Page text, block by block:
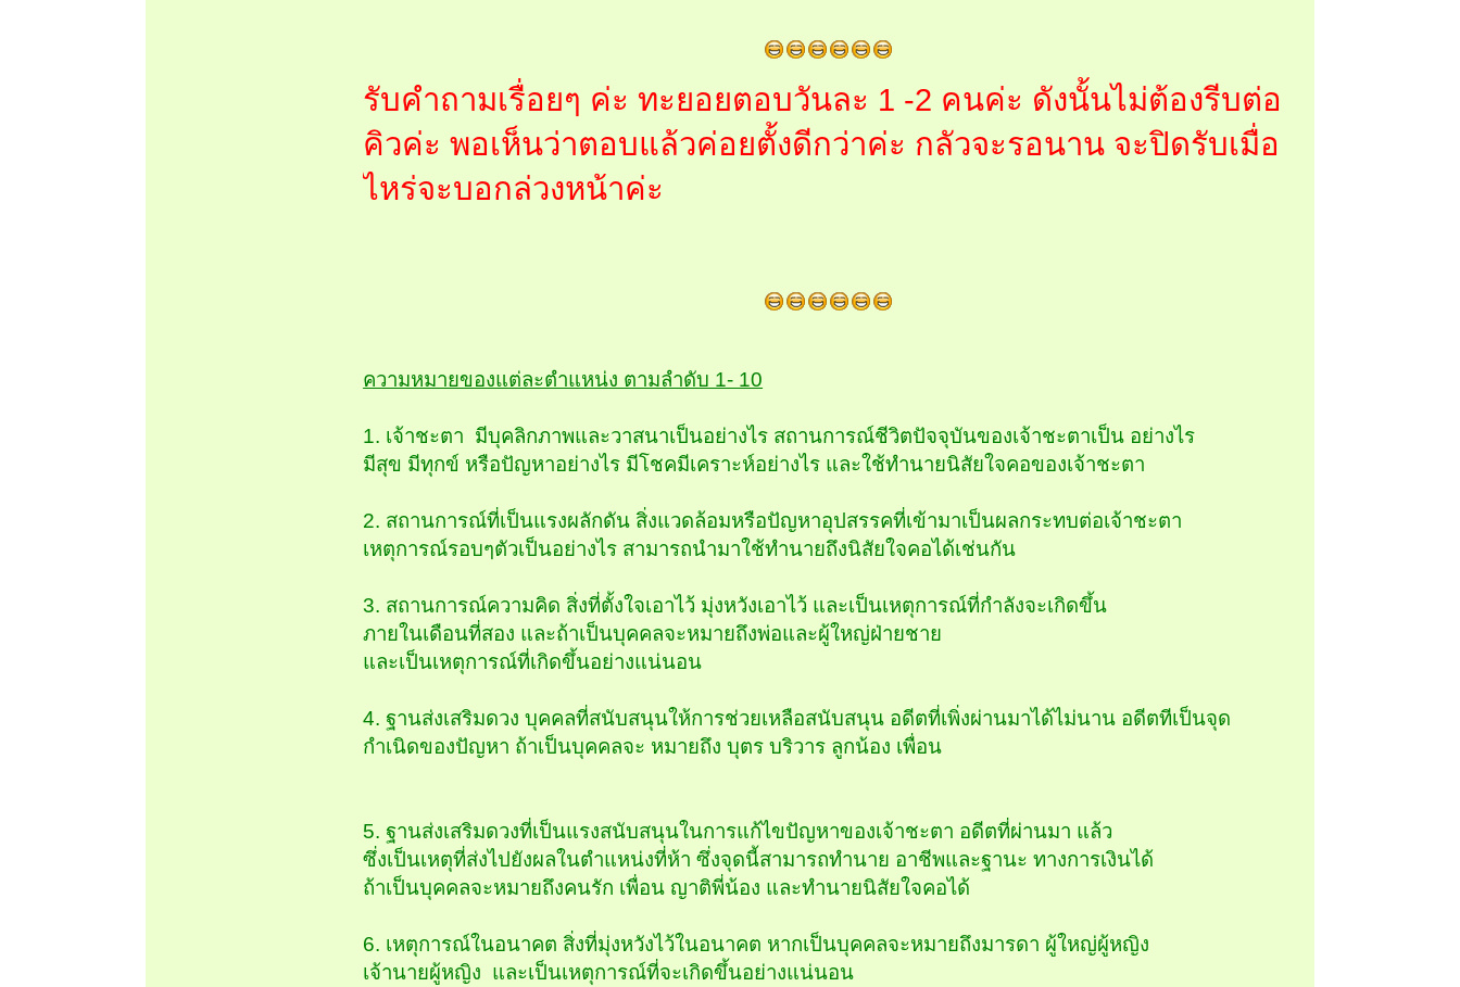
รับคำถามเรื่อยๆ ค่ะ ทะยอยตอบวันละ 1 -2 คนค่ะ ดังนั้นไม่ต้องรีบต่อ
คิวค่ะ พอเห็นว่าตอบแล้วค่อยตั้งดีกว่าค่ะ กลัวจะรอนาน จะปิดรับเมื่อ
ไหร่จะบอกล่วงหน้าค่ะ
ความหมายของแต่ละตำแหน่ง ตามลำดับ 1- 10
1. เจ้าชะตา มีบุคลิกภาพและวาสนาเป็นอย่างไร สถานการณ์ชีวิตปัจจุบันของเจ้าชะตาเป็น อย่างไร
มีสุข มีทุกข์ หรือปัญหาอย่างไร มีโชคมีเคราะห์อย่างไร และใช้ทำนายนิสัยใจคอของเจ้าชะตา
2. สถานการณ์ที่เป็นแรงผลักดัน สิ่งแวดล้อมหรือปัญหาอุปสรรคที่เข้ามาเป็นผลกระทบต่อเจ้าชะตา
เหตุการณ์รอบๆตัวเป็นอย่างไร สามารถนำมาใช้ทำนายถึงนิสัยใจคอได้เช่นกัน
3. สถานการณ์ความคิด สิ่งที่ตั้งใจเอาไว้ มุ่งหวังเอาไว้ และเป็นเหตุการณ์ที่กำลังจะเกิดขึ้น
ภายในเดือนที่สอง และถ้าเป็นบุคคลจะหมายถึงพ่อและผู้ใหญ่ฝ่ายชาย
และเป็นเหตุการณ์ที่เกิดขึ้นอย่างแน่นอน
4. ฐานส่งเสริมดวง บุคคลที่สนับสนุนให้การช่วยเหลือสนับสนุน อดีตที่เพิ่งผ่านมาได้ไม่นาน อดีตทีเป็นจุด
กำเนิดของปัญหา ถ้าเป็นบุคคลจะ หมายถึง บุตร บริวาร ลูกน้อง เพื่อน
5. ฐานส่งเสริมดวงที่เป็นแรงสนับสนุนในการแก้ไขปัญหาของเจ้าชะตา อดีตที่ผ่านมา แล้ว
ซึ่งเป็นเหตุที่ส่งไปยังผลในตำแหน่งที่ห้า ซึ่งจุดนี้สามารถทำนาย อาชีพและฐานะ ทางการเงินได้
ถ้าเป็นบุคคลจะหมายถึงคนรัก เพื่อน ญาติพี่น้อง และทำนายนิสัยใจคอได้
6. เหตุการณ์ในอนาคต สิ่งที่มุ่งหวังไว้ในอนาคต หากเป็นบุคคลจะหมายถึงมารดา ผู้ใหญ่ผู้หญิง
เจ้านายผู้หญิง และเป็นเหตุการณ์ที่จะเกิดขึ้นอย่างแน่นอน